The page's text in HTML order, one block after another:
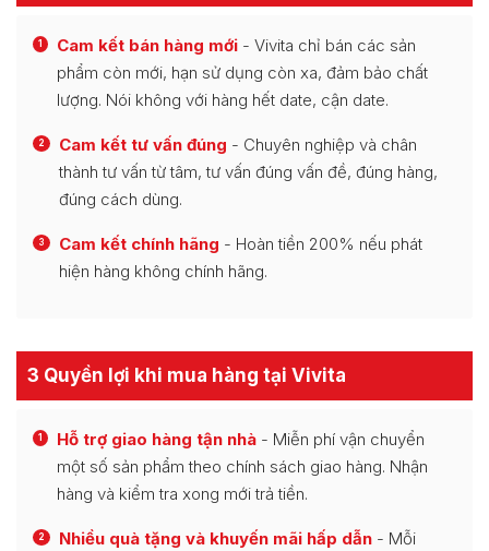
1 Cam kết bán hàng mới - Vivita chỉ bán các sản
phẩm còn mới, hạn sử dụng còn xa, đảm bảo chất
lượng. Nói không với hàng hết date, cận date.
2 Cam kết tư vấn đúng - Chuyên nghiệp và chân
thành tư vấn từ tâm, tư vấn đúng vấn đề, đúng hàng,
đúng cách dùng.
3 Cam kết chính hãng - Hoàn tiền 200% nếu phát
hiện hàng không chính hãng.
3 Quyền lợi khi mua hàng tại Vivita
1 Hỗ trợ giao hàng tận nhà - Miễn phí vận chuyển
một số sản phẩm theo chính sách giao hàng. Nhận
hàng và kiểm tra xong mới trả tiền.
2 Nhiều quà tặng và khuyến mãi hấp dẫn - Mỗi